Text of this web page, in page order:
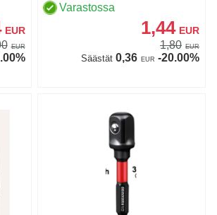
EUR
EUR
Varastossa
1,44 EUR
1,80 EUR
Säästät 0,36 EUR -20.00%